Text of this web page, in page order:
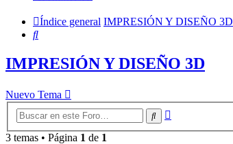
Índice general IMPRESIÓN Y DISEÑO 3D
Buscar
IMPRESIÓN Y DISEÑO 3D
Nuevo Tema
Buscar
3 temas • Página 1 de 1